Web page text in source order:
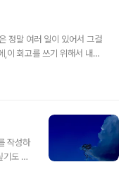
정말 여러 일이 있어서 그걸
,이 회고를 쓰기 위해서 내게
성하려고 한다.(라고 했지
간절함. 특정 시점이 오면
져서 멈추지 않을까 하는 고
척해 나가고 있길 바란다. 2
작성하
기도 하